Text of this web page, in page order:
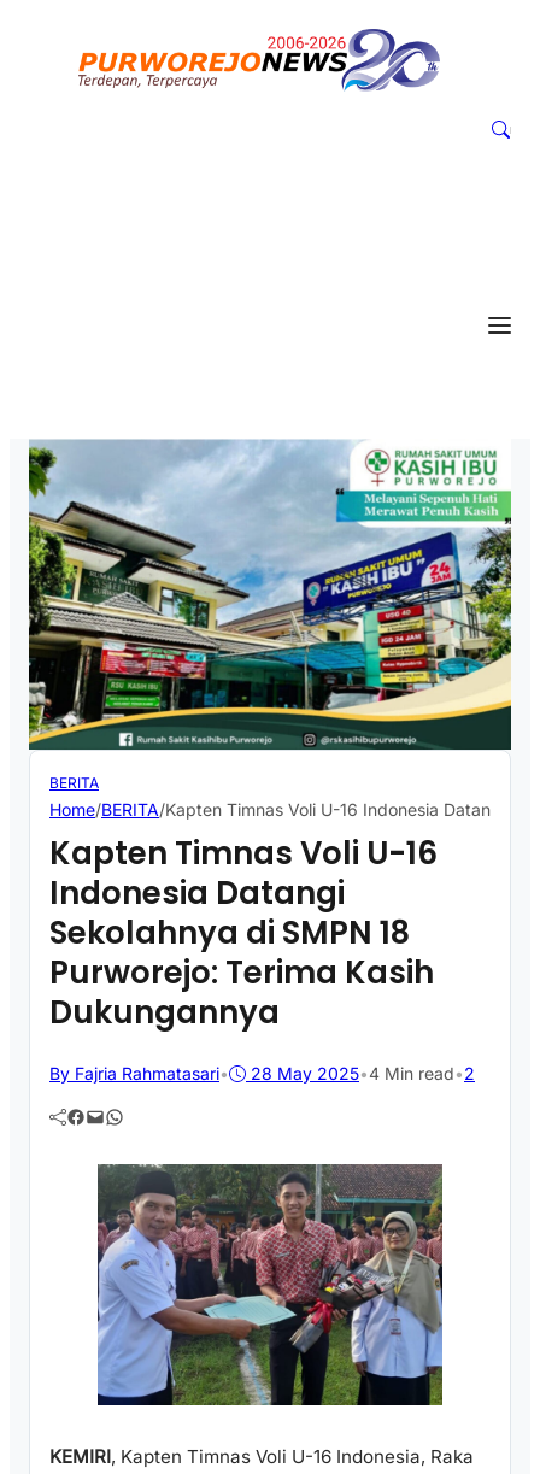
BERITA
Home/BERITA/Kapten Timnas Voli U-16 Indonesia Datangi
Kapten Timnas Voli U-16
Indonesia Datangi
Sekolahnya di SMPN 18
Purworejo: Terima Kasih
Dukungannya
By Fajria Rahmatasari• 28 May 2025•4 Min read•2
Facebook Mail WhatsApp
KEMIRI, Kapten Timnas Voli U-16 Indonesia, Raka